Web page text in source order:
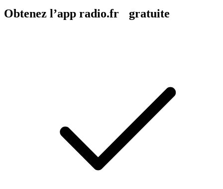
Obtenez l’app radio.fr gratuite